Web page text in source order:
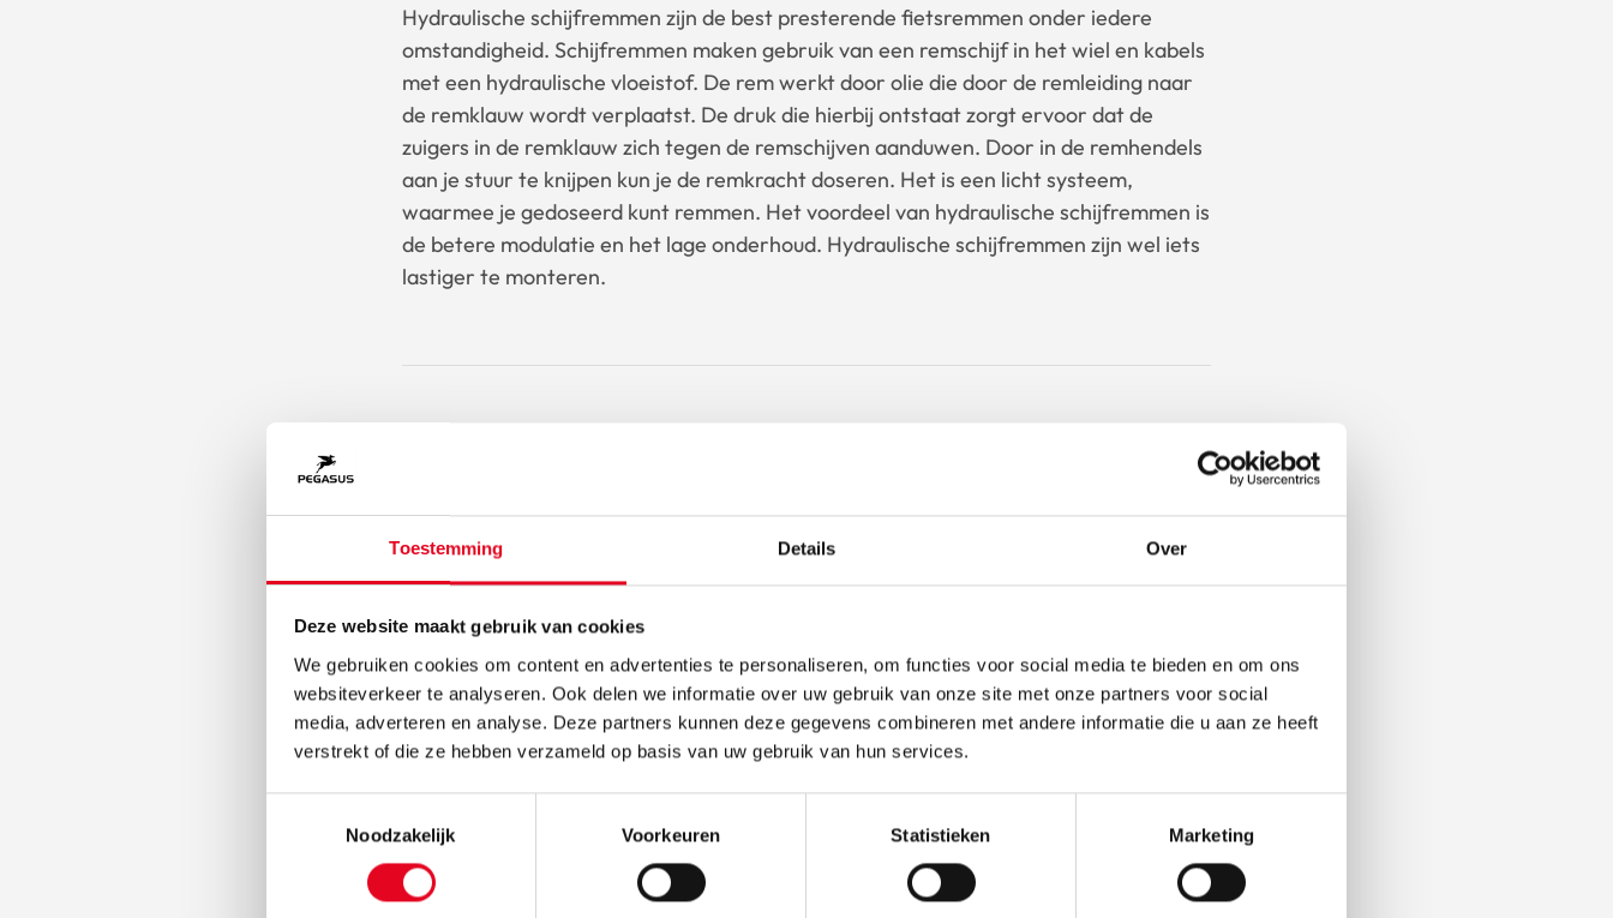
Toestemming Details Over
Deze website maakt gebruik van cookies
We gebruiken cookies om content en advertenties te personaliseren, om functies voor social media te bieden en om ons
websiteverkeer te analyseren. Ook delen we informatie over uw gebruik van onze site met onze partners voor social
media, adverteren en analyse. Deze partners kunnen deze gegevens combineren met andere informatie die u aan ze heeft
verstrekt of die ze hebben verzameld op basis van uw gebruik van hun services.
Noodzakelijk
Voorkeuren Statistieken Marketing
Hydraulische schijfremmen zijn de best presterende fietsremmen onder iedere
omstandigheid. Schijfremmen maken gebruik van een remschijf in het wiel en kabels
met een hydraulische vloeistof. De rem werkt door olie die door de remleiding naar
de remklauw wordt verplaatst. De druk die hierbij ontstaat zorgt ervoor dat de
zuigers in de remklauw zich tegen de remschijven aanduwen. Door in de remhendels
aan je stuur te knijpen kun je de remkracht doseren. Het is een licht systeem,
waarmee je gedoseerd kunt remmen. Het voordeel van hydraulische schijfremmen is
de betere modulatie en het lage onderhoud. Hydraulische schijfremmen zijn wel iets
lastiger te monteren.
Premio
EVO 10
Bekijk fiets
De voordelen van schrijfremmen en